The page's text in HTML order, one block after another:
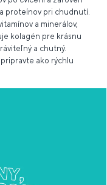
proteínov pri chudnutí.
a minerálov,
kolagén pre krásnu
a chutný.
ako rýchlu